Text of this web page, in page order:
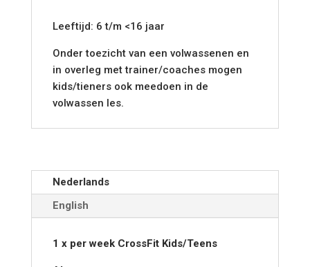
Leeftijd: 6 t/m <16 jaar
Onder toezicht van een volwassenen en
in overleg met trainer/coaches mogen
kids/tieners ook meedoen in de
volwassen les.
Nederlands
English
1 x per week CrossFit Kids/Teens